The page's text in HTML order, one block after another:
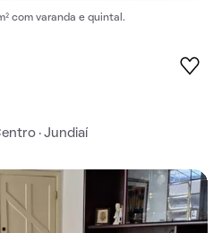
com varanda e quintal.
· Jundiaí